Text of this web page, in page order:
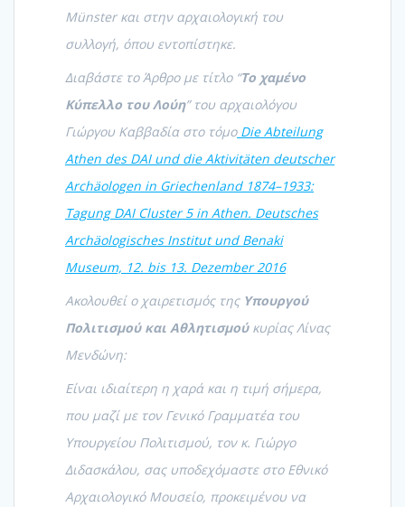
Münster και στην αρχαιολογική του
συλλογή, όπου εντοπίστηκε.
Διαβάστε το Άρθρο με τίτλο “Το χαμένο
Κύπελλο του Λούη” του αρχαιολόγου
Γιώργου Καββαδία στο τόμοDie Abteilung
Athen des DAI und die Aktivitäten deutscher
Archäologen in Griechenland 1874–1933:
Tagung DAI Cluster 5 in Athen. Deutsches
Archäologisches Institut und Benaki
Museum, 12. bis 13. Dezember 2016
Ακολουθεί ο χαιρετισμός της Υπουργού
Πολιτισμού και Αθλητισμούκυρίας Λίνας
Μενδώνη:
Είναι ιδιαίτερη η χαρά και η τιμή σήμερα,
που μαζί με τον Γενικό Γραμματέα του
Υπουργείου Πολιτισμού, τον κ. Γιώργο
Διδασκάλου, σας υποδεχόμαστε στο Εθνικό
Αρχαιολογικό Μουσείο, προκειμένου να